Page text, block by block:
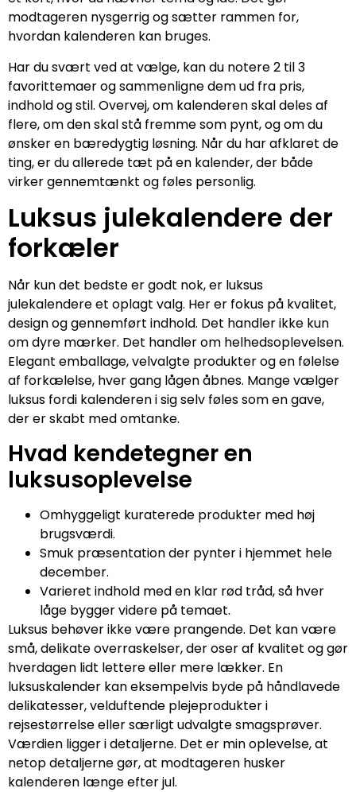
modtageren nysgerrig og sætter rammen for,
hvordan kalenderen kan bruges.
Har du svært ved at vælge, kan du notere 2 til 3
favorittemaer og sammenligne dem ud fra pris,
indhold og stil. Overvej, om kalenderen skal deles af
flere, om den skal stå fremme som pynt, og om du
ønsker en bæredygtig løsning. Når du har afklaret de
ting, er du allerede tæt på en kalender, der både
virker gennemtænkt og føles personlig.
Luksus julekalendere der
forkæler
Når kun det bedste er godt nok, er luksus
julekalendere et oplagt valg. Her er fokus på kvalitet,
design og gennemført indhold. Det handler ikke kun
om dyre mærker. Det handler om helhedsoplevelsen.
Elegant emballage, velvalgte produkter og en følelse
af forkælelse, hver gang lågen åbnes. Mange vælger
luksus fordi kalenderen i sig selv føles som en gave,
der er skabt med omtanke.
Hvad kendetegner en
luksusoplevelse
Omhyggeligt kuraterede produkter med høj
brugsværdi.
Smuk præsentation der pynter i hjemmet hele
december.
Varieret indhold med en klar rød tråd, så hver
låge bygger videre på temaet.
Luksus behøver ikke være prangende. Det kan være
små, delikate overraskelser, der oser af kvalitet og gør
hverdagen lidt lettere eller mere lækker. En
luksuskalender kan eksempelvis byde på håndlavede
delikatesser, velduftende plejeprodukter i
rejsestørrelse eller særligt udvalgte smagsprøver.
Værdien ligger i detaljerne. Det er min oplevelse, at
netop detaljerne gør, at modtageren husker
kalenderen længe efter jul.